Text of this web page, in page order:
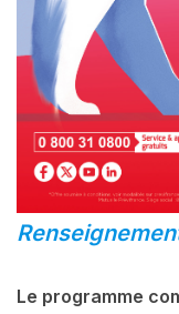
Le programme